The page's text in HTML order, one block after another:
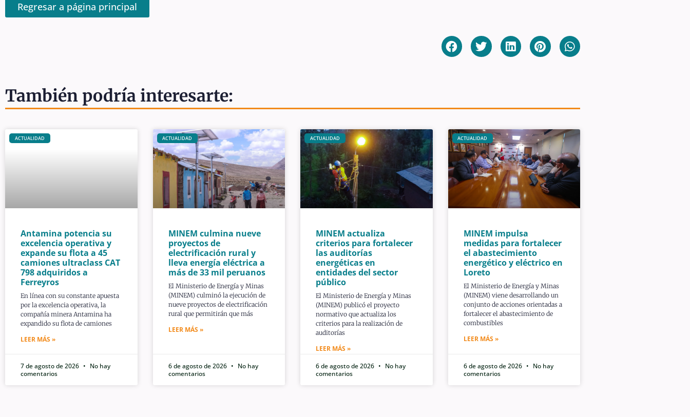
Regresar a página principal
También podría interesarte:
ACTUALIDAD
Antamina potencia su
excelencia operativa y
expande su flota a 45
camiones ultraclass CAT
798 adquiridos a
Ferreyros
En línea con su constante apuesta
por la excelencia operativa, la
compañía minera Antamina ha
expandido su flota de camiones
LEER MÁS »
7 de agosto de 2026
No hay
comentarios
ACTUALIDAD
MINEM culmina nueve
proyectos de
electrificación rural y
lleva energía eléctrica a
más de 33 mil peruanos
El Ministerio de Energía y Minas
(MINEM) culminó la ejecución de
nueve proyectos de electrificación
rural que permitirán que más
LEER MÁS »
6 de agosto de 2026
No hay
comentarios
ACTUALIDAD
MINEM actualiza
criterios para fortalecer
las auditorías
energéticas en
entidades del sector
público
El Ministerio de Energía y Minas
(MINEM) publicó el proyecto
normativo que actualiza los
criterios para la realización de
auditorías
LEER MÁS »
6 de agosto de 2026
No hay
comentarios
ACTUALIDAD
MINEM impulsa
medidas para fortalecer
el abastecimiento
energético y eléctrico en
Loreto
El Ministerio de Energía y Minas
(MINEM) viene desarrollando un
conjunto de acciones orientadas a
fortalecer el abastecimiento de
combustibles
LEER MÁS »
6 de agosto de 2026
No hay
comentarios